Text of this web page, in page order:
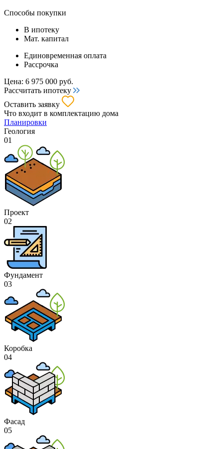
Способы покупки
В ипотеку
Мат. капитал
Единовременная оплата
Рассрочка
Цена: 6 975 000 руб.
Рассчитать ипотеку
Оставить заявку
Что входит в комплектацию дома
Планировки
Геология
01
Проект
02
Фундамент
03
Коробка
04
Фасад
05